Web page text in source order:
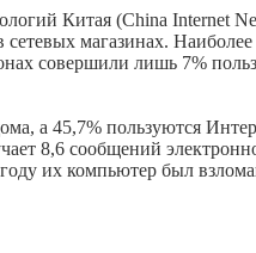
Китая (China Internet
сетевых магазинах.
совершили лишь 7%
а 45,7% пользуются
8,6 сообщений
их компьютер был